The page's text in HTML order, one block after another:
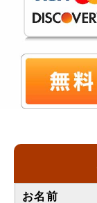
お名前